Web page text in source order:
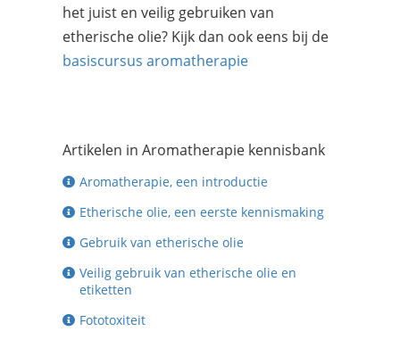
het juist en veilig gebruiken van
etherische olie? Kijk dan ook eens bij de
basiscursus aromatherapie
Artikelen in Aromatherapie kennisbank
Aromatherapie, een introductie
Etherische olie, een eerste kennismaking
Gebruik van etherische olie
Veilig gebruik van etherische olie en
etiketten
Fototoxiteit